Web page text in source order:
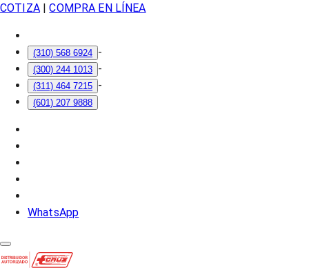
COTIZA| COMPRA EN LÍNEA
(310) 568 6924 -
(300) 244 1013 -
(311) 464 7215 -
(601) 207 9888
WhatsApp